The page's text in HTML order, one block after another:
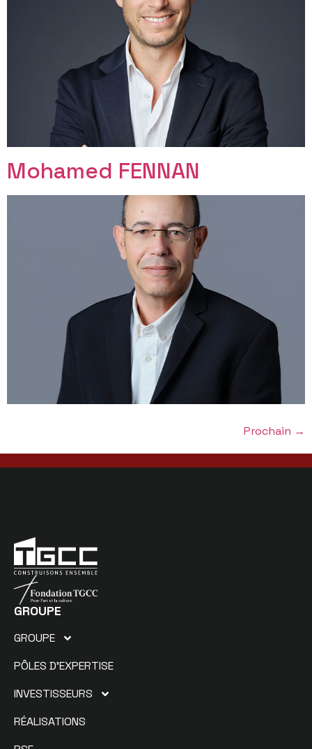
Mohamed FENNAN
Prochain →
GROUPE
GROUPE
PÔLES D’EXPERTISE
INVESTISSEURS
RÉALISATIONS